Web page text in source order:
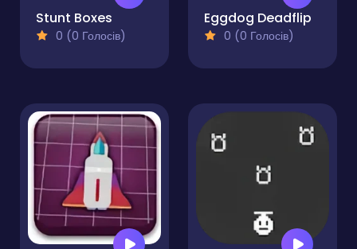
Stunt Boxes
0 (0 Голосів)
Eggdog Deadflip
0 (0 Голосів)